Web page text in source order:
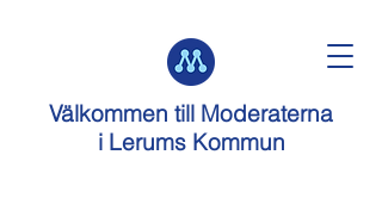
Välkommen till Moderaterna
i Lerums Kommun